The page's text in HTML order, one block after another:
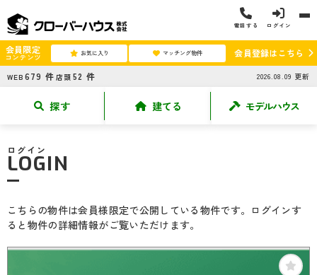
電話する ログイン
会員限定
コンテンツ お気に入り マッチング物件 会員登録はこちら
WEB 679 件 店頭 52 件 2026.08.09 更新
探す 建てる モデルハウス
ログイン
LOGIN
こちらの物件は会員様限定で公開している物件です。ログインす
ると物件の詳細情報がご覧いただけます。